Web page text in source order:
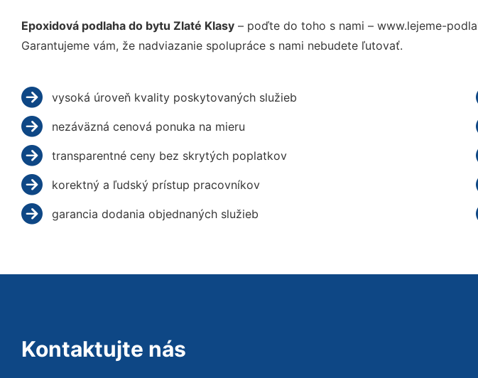
Epoxidová podlaha do bytu Zlaté Klasy – poďte do toho s nami – www.lejeme-
Garantujeme vám, že nadviazanie spolupráce s nami nebudete ľutovať.
vysoká úroveň kvality poskytovaných služieb
nezáväzná cenová ponuka na mieru
transparentné ceny bez skrytých poplatkov
korektný a ľudský prístup pracovníkov
garancia dodania objednaných služieb
Kontaktujte nás